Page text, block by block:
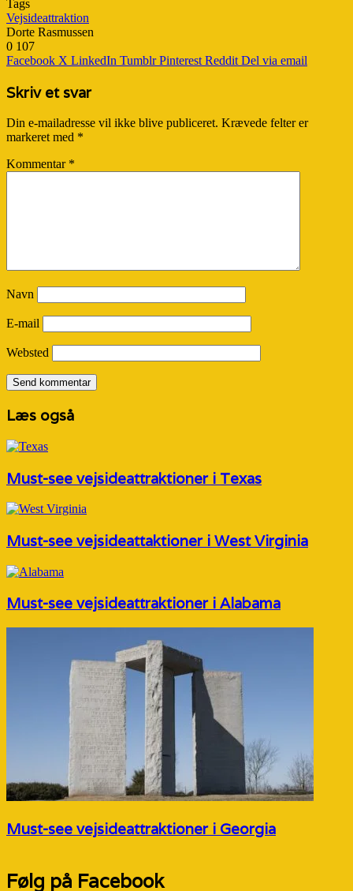
Tags
Vejsideattraktion
Dorte Rasmussen
0 107
Facebook X LinkedIn Tumblr Pinterest Reddit Del via email
Skriv et svar
Din e-mailadresse vil ikke blive publiceret. Krævede felter er
markeret med *
Kommentar *
Navn
E-mail
Websted
Læs også
Must-see vejsideattraktioner i Texas
Must-see vejsideattaktioner i West Virginia
Must-see vejsideattraktioner i Alabama
Must-see vejsideattraktioner i Georgia
Følg på Facebook